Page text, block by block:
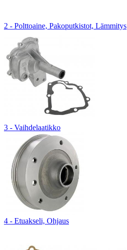
2 - Polttoaine, Pakoputkistot, Lämmitys
3 - Vaihdelaatikko
4 - Etuakseli, Ohjaus